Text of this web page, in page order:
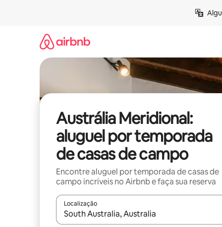
Austrália Meridional:
aluguel por temporada
de casas de campo
Encontre aluguel por temporada de casas de
campo incríveis no Airbnb e faça sua reserva
Localização
Quando os resultados estiverem disponíveis,